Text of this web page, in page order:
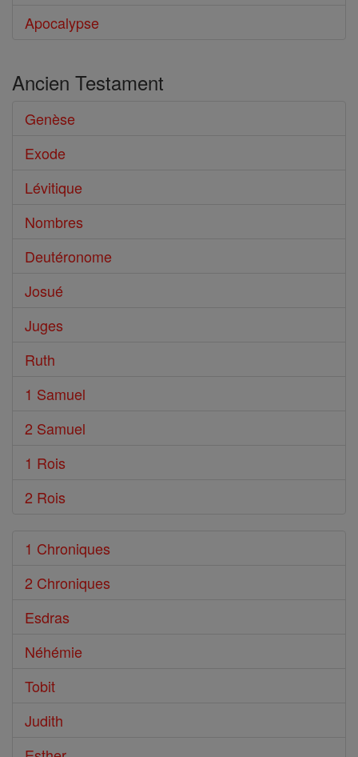
Apocalypse
Ancien Testament
Genèse
Exode
Lévitique
Nombres
Deutéronome
Josué
Juges
Ruth
1 Samuel
2 Samuel
1 Rois
2 Rois
1 Chroniques
2 Chroniques
Esdras
Néhémie
Tobit
Judith